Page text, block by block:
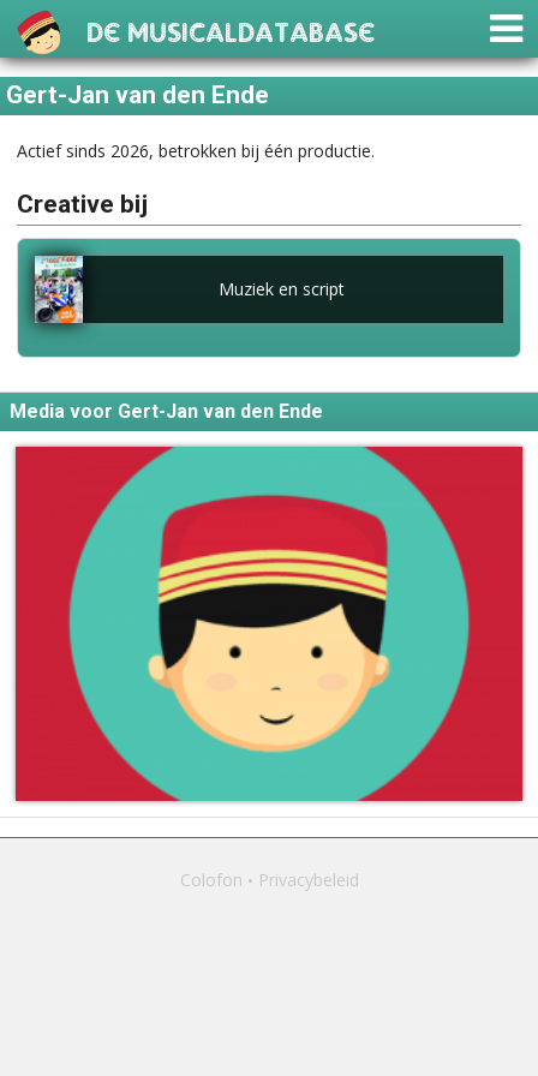
De Musicaldatabase
Gert-Jan van den Ende
Actief sinds 2026, betrokken bij één productie.
Creative bij
Muziek en script
Media voor Gert-Jan van den Ende
Colofon Privacybeleid